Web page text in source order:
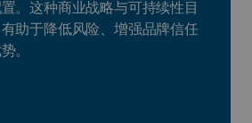
。这种商业战略与可持续性目
助于降低风险、增强品牌信任
。